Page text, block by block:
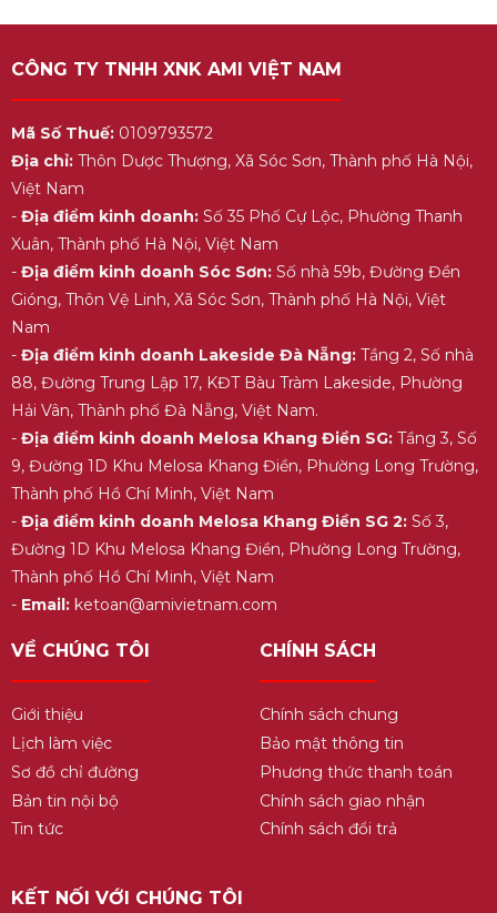
CÔNG TY TNHH XNK AMI VIỆT NAM
Mã Số Thuế:0109793572
Địa chỉ:Thôn Dược Thượng, Xã Sóc Sơn, Thành phố Hà Nội,
Việt Nam
- Địa điểm kinh doanh:Số 35 Phố Cự Lộc, Phường Thanh
Xuân, Thành phố Hà Nội, Việt Nam
- Địa điểm kinh doanh Sóc Sơn:Số nhà 59b, Đường Đền
Gióng, Thôn Vệ Linh, Xã Sóc Sơn, Thành phố Hà Nội, Việt
Nam
- Địa điểm kinh doanh Lakeside Đà Nẵng:Tầng 2, Số nhà
88, Đường Trung Lập 17, KĐT Bàu Tràm Lakeside, Phường
Hải Vân, Thành phố Đà Nẵng, Việt Nam.
- Địa điểm kinh doanh Melosa Khang Điền SG:Tầng 3, Số
9, Đường 1D Khu Melosa Khang Điền, Phường Long Trường,
Thành phố Hồ Chí Minh, Việt Nam
- Địa điểm kinh doanh Melosa Khang Điền SG 2:Số 3,
Đường 1D Khu Melosa Khang Điền, Phường Long Trường,
Thành phố Hồ Chí Minh, Việt Nam
- Email:ketoan@amivietnam.com
VỀ CHÚNG TÔI
Giới thiệu
Lịch làm việc
Sơ đồ chỉ đường
Bản tin nội bộ
Tin tức
CHÍNH SÁCH
Chính sách chung
Bảo mật thông tin
Phương thức thanh toán
Chính sách giao nhận
Chính sách đổi trả
KẾT NỐI VỚI CHÚNG TÔI